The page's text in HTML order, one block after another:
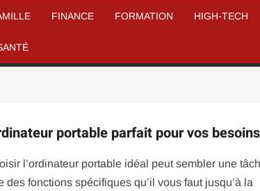
FINANCE FORMATION HIGH-TECH
portable parfait pour vos besoins
l’ordinateur portable idéal peut sembler une
fonctions spécifiques qu’il vous faut jusqu’à la